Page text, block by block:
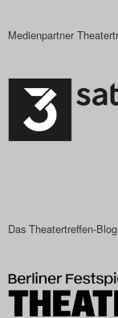
Das
Das
Medienpartner
Das Theatertreffen-